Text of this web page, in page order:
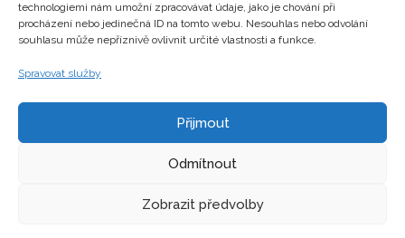
technologiemi nám umožní zpracovávat údaje, jako je chování při
procházení nebo jedinečná ID na tomto webu. Nesouhlas nebo odvolání
souhlasu může nepříznivě ovlivnit určité vlastnosti a funkce.
Spravovat služby
Přijmout
Odmítnout
Zobrazit předvolby
Zajímavosti
Kontakty
Copyright © hrackyzfilmu.cz Všechna práva vyhrazena.